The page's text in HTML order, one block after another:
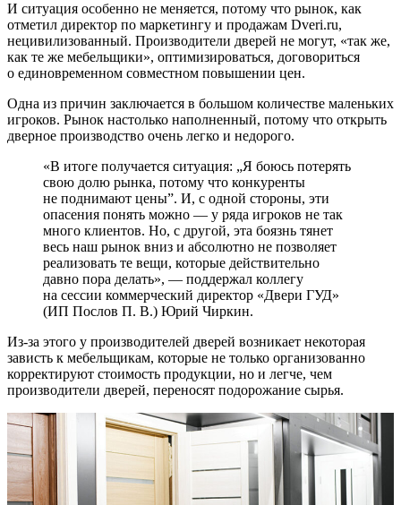
И ситуация особенно не меняется, потому что рынок, как
отметил директор по маркетингу и продажам Dveri.ru,
нецивилизованный. Производители дверей не могут, «так же,
как те же мебельщики», оптимизироваться, договориться
о единовременном совместном повышении цен.
Одна из причин заключается в большом количестве маленьких
игроков. Рынок настолько наполненный, потому что открыть
дверное производство очень легко и недорого.
«В итоге получается ситуация: „Я боюсь потерять
свою долю рынка, потому что конкуренты
не поднимают цены”. И, с одной стороны, эти
опасения понять можно — у ряда игроков не так
много клиентов. Но, с другой, эта боязнь тянет
весь наш рынок вниз и абсолютно не позволяет
реализовать те вещи, которые действительно
давно пора делать», — поддержал коллегу
на сессии коммерческий директор «Двери ГУД»
(ИП Послов П. В.) Юрий Чиркин.
Из-за этого у производителей дверей возникает некоторая
зависть к мебельщикам, которые не только организованно
корректируют стоимость продукции, но и легче, чем
производители дверей, переносят подорожание сырья.